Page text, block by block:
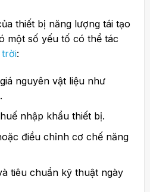
thiết bị năng lượng tái tạo
một số yếu tố có thể tác
trời:
nguyên vật liệu như
nhập khẩu thiết bị.
điều chỉnh cơ chế năng
tiêu chuẩn kỹ thuật ngày